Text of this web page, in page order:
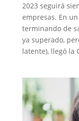
2023 seguirá
empresas. En
terminando de
ya superado,
latente), llegó la